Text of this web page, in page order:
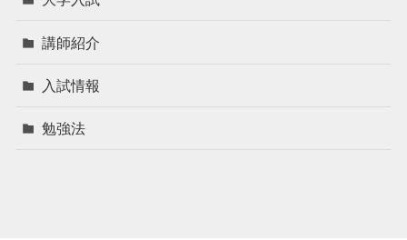
講師紹介
入試情報
勉強法